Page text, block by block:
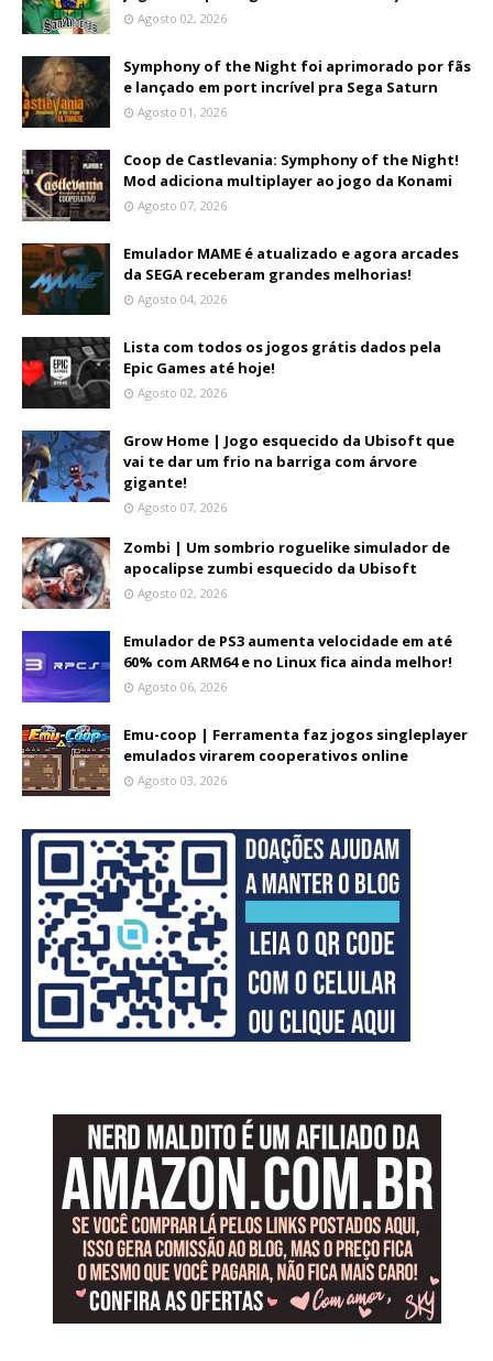
Agosto 02, 2026
Symphony of the Night foi aprimorado por fãs
e lançado em port incrível pra Sega Saturn
Agosto 01, 2026
Coop de Castlevania: Symphony of the Night!
Mod adiciona multiplayer ao jogo da Konami
Agosto 07, 2026
Emulador MAME é atualizado e agora arcades
da SEGA receberam grandes melhorias!
Agosto 04, 2026
Lista com todos os jogos grátis dados pela
Epic Games até hoje!
Agosto 02, 2026
Grow Home | Jogo esquecido da Ubisoft que
vai te dar um frio na barriga com árvore
gigante!
Agosto 07, 2026
Zombi | Um sombrio roguelike simulador de
apocalipse zumbi esquecido da Ubisoft
Agosto 02, 2026
Emulador de PS3 aumenta velocidade em até
60% com ARM64 e no Linux fica ainda melhor!
Agosto 06, 2026
Emu-coop | Ferramenta faz jogos singleplayer
emulados virarem cooperativos online
Agosto 03, 2026